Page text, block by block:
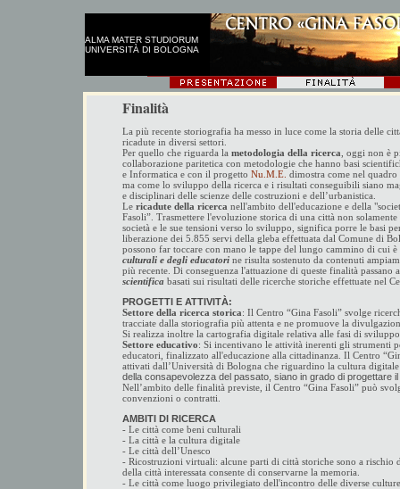
ALMA MATER STUDIORUM
UNIVERSITÀ DI BOLOGNA
Finalità
La più recente storiografia ha messo in luce come la storia delle
ricadute in diversi settori.
Per quello che riguarda la metodologia della ricerca , oggi non è
collaborazione paritetica con metodologie che hanno basi
e Informatica e con il progetto Nu.M.E. dimostra come nel quadro
ma come lo sviluppo della ricerca e i risultati conseguibili siano
e disciplinari delle scienze delle costruzioni e dell’urbanistica.
Le ricadute della ricerca nell'ambito dell'educazione e della
Fasoli” . Trasmettere l'evoluzione storica di una città non
società e le sue tensioni verso lo sviluppo, significa porre le basi
liberazione dei 5.855 servi della gleba effettuata dal Comune di
possono far toccare con mano le tappe del lungo cammino di cui
culturali e degli educatori ne risulta sostenuto da contenuti
più recente. Di conseguenza l'attuazione di queste finalità
scientifica basati sui risultati delle ricerche storiche effettuate nel
PROGETTI E ATTIVITÀ:
Settore della ricerca storica: Il Centro “Gina Fasoli” svolge
tracciate dalla storiografia più attenta e ne promuove la
Si realizza inoltre la cartografia digitale relativa alle fasi di
Settore educativo: Si incentivano le attività inerenti gli strumenti
educatori, finalizzato all'educazione alla cittadinanza. Il Centro
attivati dall’Università di Bologna che riguardino la cultura
della consapevolezza del passato, siano in grado di progettare
Nell’ambito delle finalità previste, il Centro “Gina Fasoli” può
convenzioni o contratti.
AMBITI DI RICERCA
- Le città come beni culturali
- La città e la cultura digitale
- Le città dell’Unesco
- Ricostruzioni virtuali: alcune parti di città storiche sono a
della città interessata consente di conservarne la memoria.
- Le città come luogo privilegiato dell'incontro delle diverse